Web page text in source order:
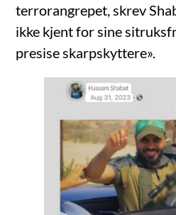
terrorangrepet, skrev
ikke kjent for sine
presise skarpskyttere».